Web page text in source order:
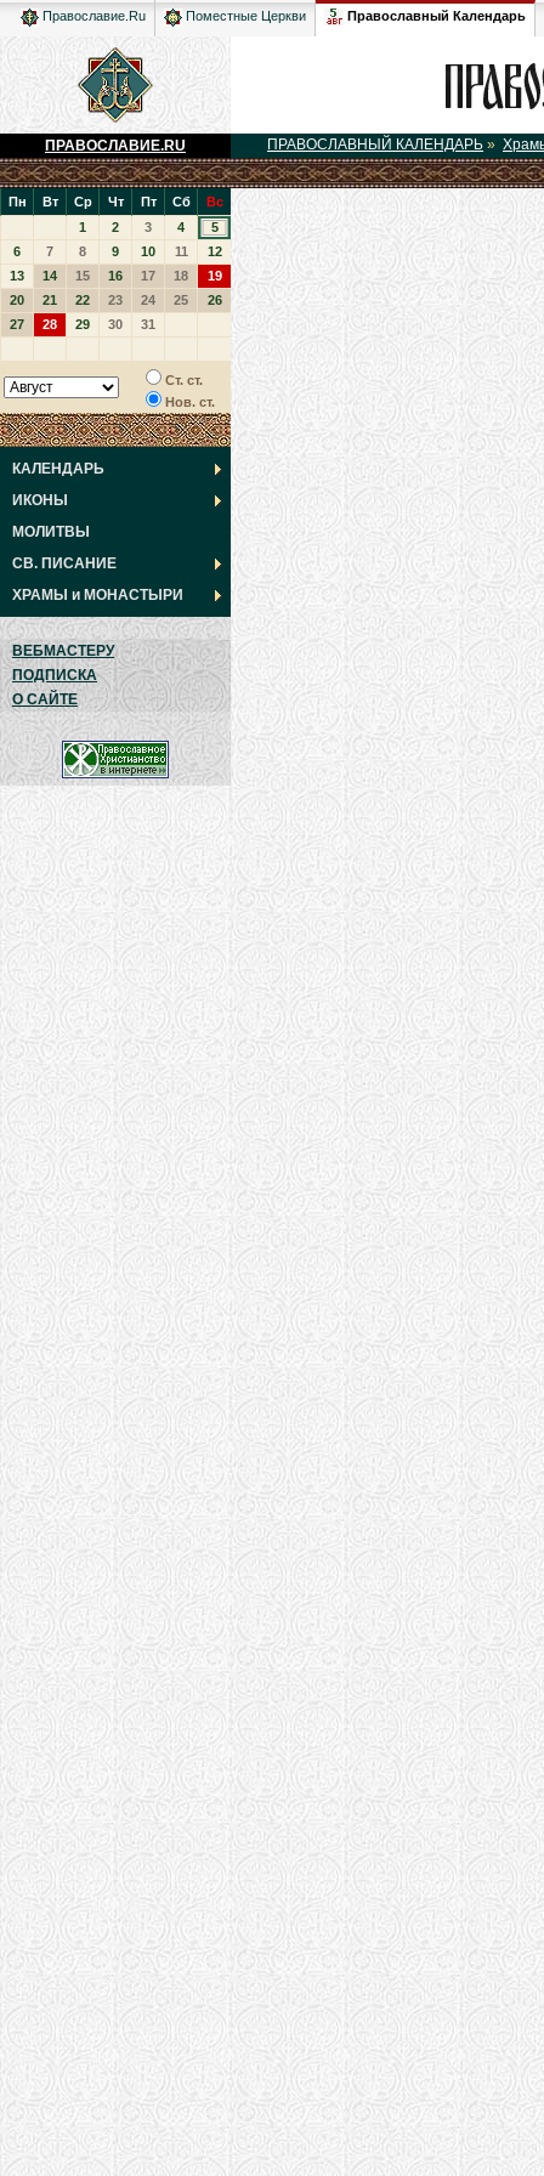
Православие.Ru Поместные Церкви Православный Календарь
ПРАВОСЛАВИЕ.RU ПРАВОСЛАВНЫЙ КАЛЕНДАРЬ »
Пн Вт Ср Чт Пт Сб
Вс
1
2 3 4
5
6
7 8 9 10 11
12
13
14 15 16 17 18
19
20
21 22 23 24 25
26
27
28 29 30 31
Ст. ст.
Нов. ст.
КАЛЕНДАРЬ
ИКОНЫ
МОЛИТВЫ
СВ. ПИСАНИЕ
ХРАМЫ и МОНАСТЫРИ
ВЕБМАСТЕРУ
ПОДПИСКА
О САЙТЕ